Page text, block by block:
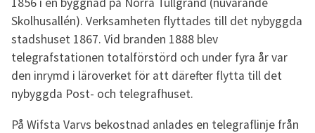
Skolhusallén). Verksamheten flyttades till det nybyggda
stadshuset 1867. Vid branden 1888 blev
telegrafstationen totalförstörd och under fyra år var
den inrymd i läroverket för att därefter flytta till det
nybyggda Post- och telegrafhuset.
På Wifsta Varvs bekostnad anlades en telegraflinje från